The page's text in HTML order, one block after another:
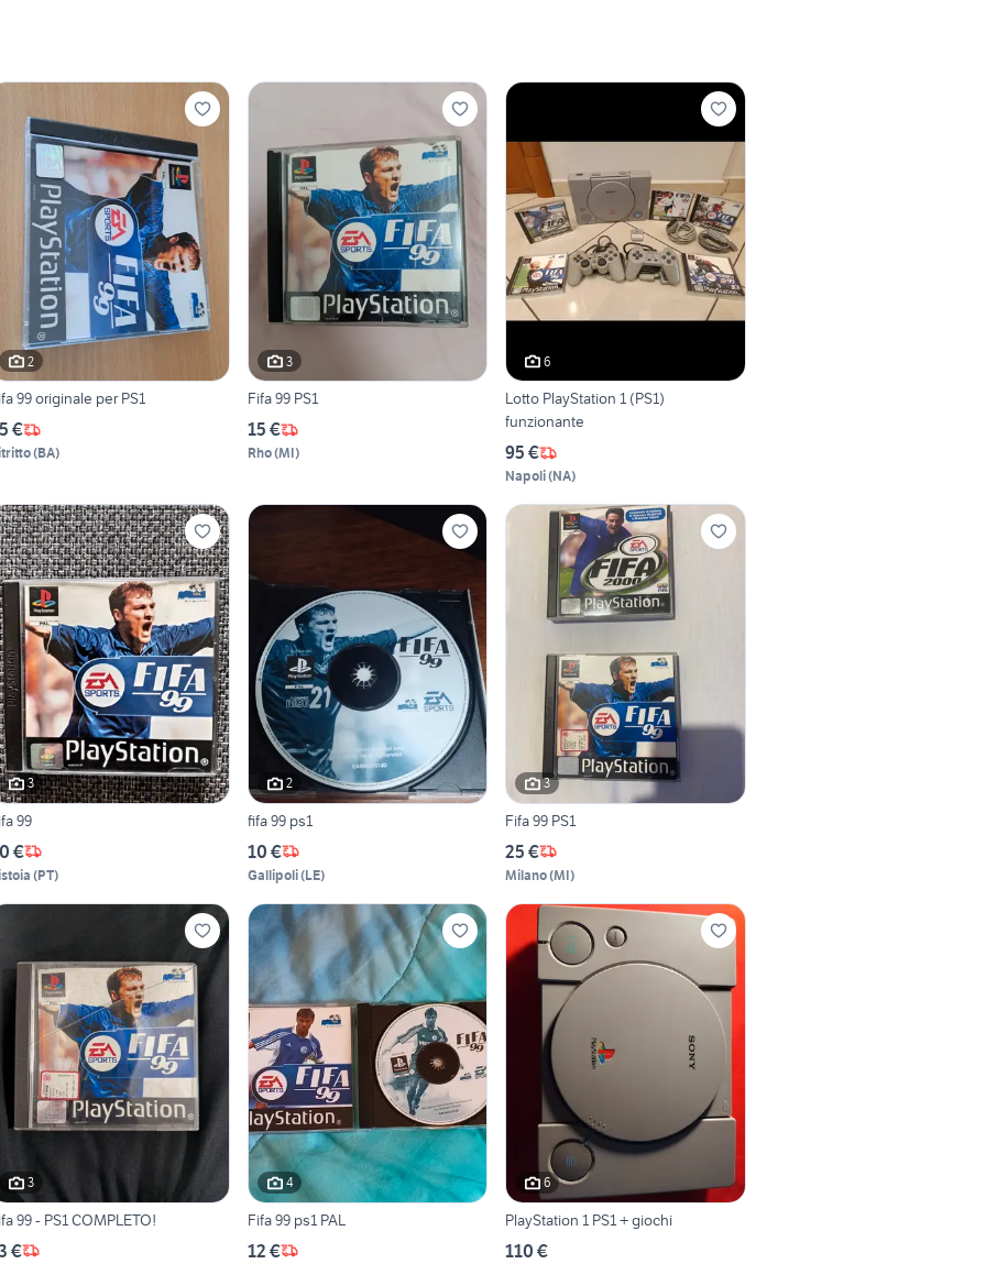
2
99 originale per PS1
€
(BA)
3
Fifa 99 PS1
15 €
Rho(MI)
6
Lotto PlayStation 1 (PS1)
funzionante
95 €
Napoli(NA)
3
99
€
(PT)
2
fifa 99 ps1
10 €
Gallipoli(LE)
3
Fifa 99 PS1
25 €
Milano(MI)
3
99 - PS1 COMPLETO!
€
4
Fifa 99 ps1 PAL
12 €
6
PlayStation 1 PS1 + giochi
110 €